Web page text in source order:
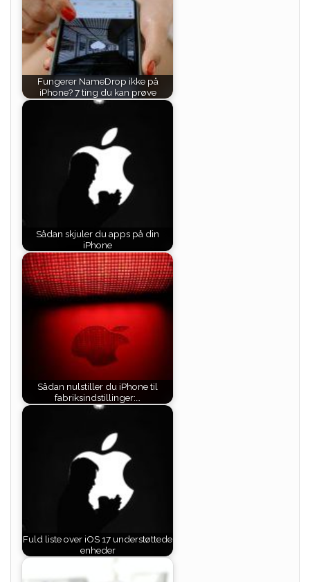
Fungerer NameDrop ikke på
iPhone? 7 ting du kan prøve
Sådan skjuler du apps på din
iPhone
Sådan nulstiller du iPhone til
fabriksindstillinger:…
Fuld liste over iOS 17 understøttede
enheder